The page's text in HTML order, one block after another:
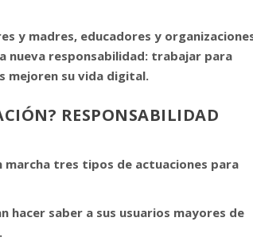
y madres, educadores y
nueva responsabilidad: trabajar para
mejoren su vida digital.
RESPONSABILIDAD
marcha tres tipos de actuaciones para
hacer saber a sus usuarios mayores de